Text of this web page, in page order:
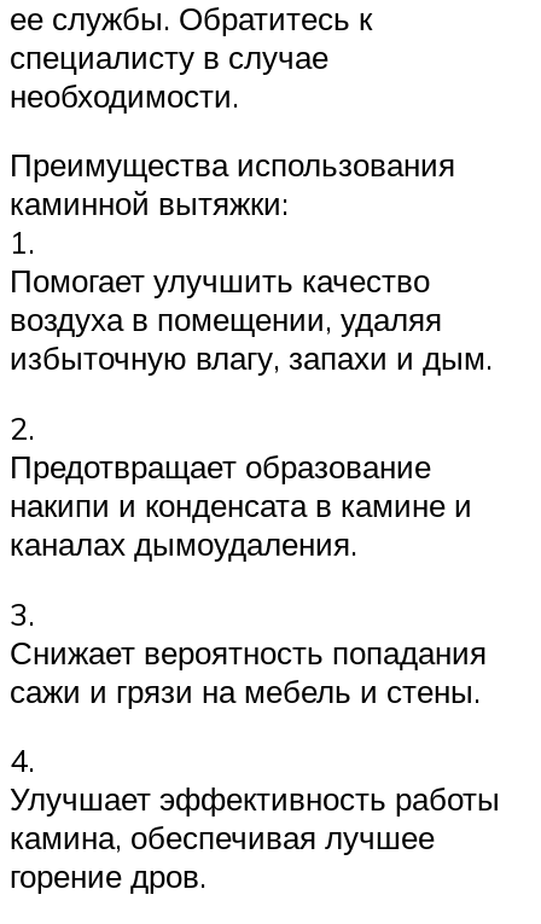
ее службы. Обратитесь к
специалисту в случае
необходимости.
Преимущества использования
каминной вытяжки:
1.
Помогает улучшить качество
воздуха в помещении, удаляя
избыточную влагу, запахи и дым.
2.
Предотвращает образование
накипи и конденсата в камине и
каналах дымоудаления.
3.
Снижает вероятность попадания
сажи и грязи на мебель и стены.
4.
Улучшает эффективность работы
камина, обеспечивая лучшее
горение дров.